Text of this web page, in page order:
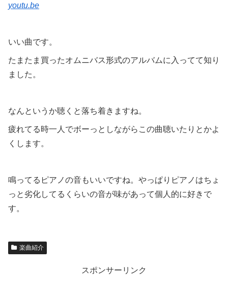
youtu.be
いい曲です。
たまたま買ったオムニバス形式のアルバムに入ってて知り
ました。
なんというか聴くと落ち着きますね。
疲れてる時一人でボーっとしながらこの曲聴いたりとかよ
くします。
鳴ってるピアノの音もいいですね。やっぱりピアノはちょ
っと劣化してるくらいの音が味があって個人的に好きで
す。
楽曲紹介
スポンサーリンク